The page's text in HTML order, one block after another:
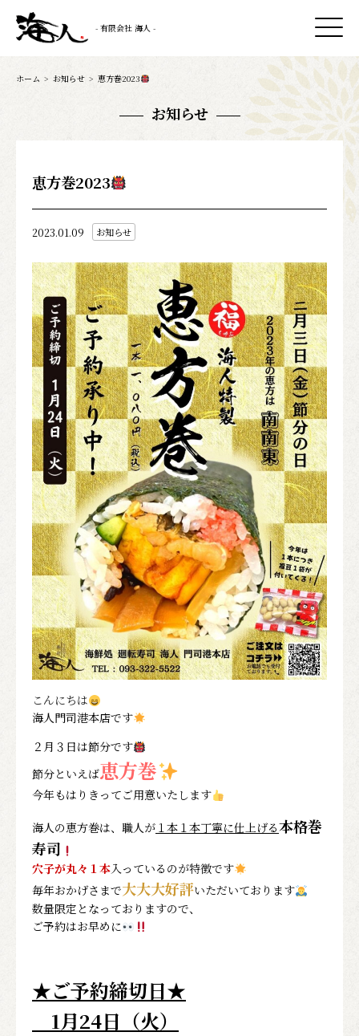
- 有限会社 海人 -
ホーム > お知らせ > 恵方巻2023
お知らせ
恵方巻2023
2023.01.09 お知らせ
こんにちは
海人門司港本店です
２月３日は節分です
節分といえば恵方巻
今年もはりきってご用意いたします
海人の恵方巻は、職人が １本１本丁寧に仕上げる本格巻
寿司
穴子が丸々１本入っているのが特徴です
毎年おかげさまで大大大好評いただいております
数量限定となっておりますので、
ご予約はお早めに
★ご予約締切日★
1月24日（火）